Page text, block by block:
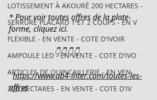
LOTISSEMENT À AKOURÉ 200 HECTARES -
SERRURE PLACARD 1 ET 2 COUPS - EN V
FLEXIBLE - EN VENTE - COTE D'IVOIR
AMPOULE LED - EN VENTE - COTE D'IVO
ARTICLES DE QUINCAILLERIE - EN VEN
200 HECTARES - EN VENTE - COTE D'IV
* Pour voir toutes offres de la plate-
forme, cliquez ici.
👇👇👇👇
https://www.ab4-inter.com/toutes-les-
offres